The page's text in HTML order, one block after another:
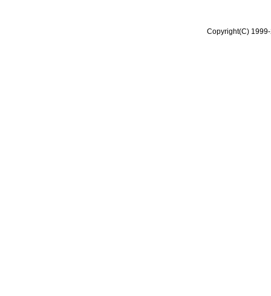
Copyright(C)